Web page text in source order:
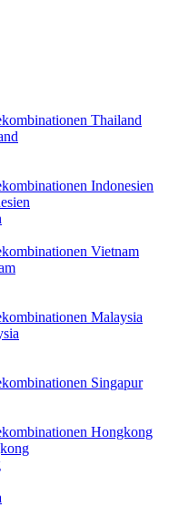
Thailand
Indonesien
Vietnam
Malaysia
Singapur
Hongkong